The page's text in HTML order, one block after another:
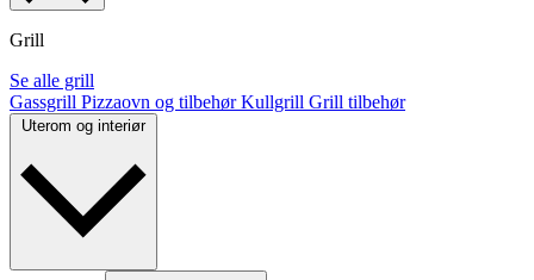
Grill
Se alle grill
Gassgrill Pizzaovn og tilbehørKullgrill Grill tilbehør
Uterom og interiør